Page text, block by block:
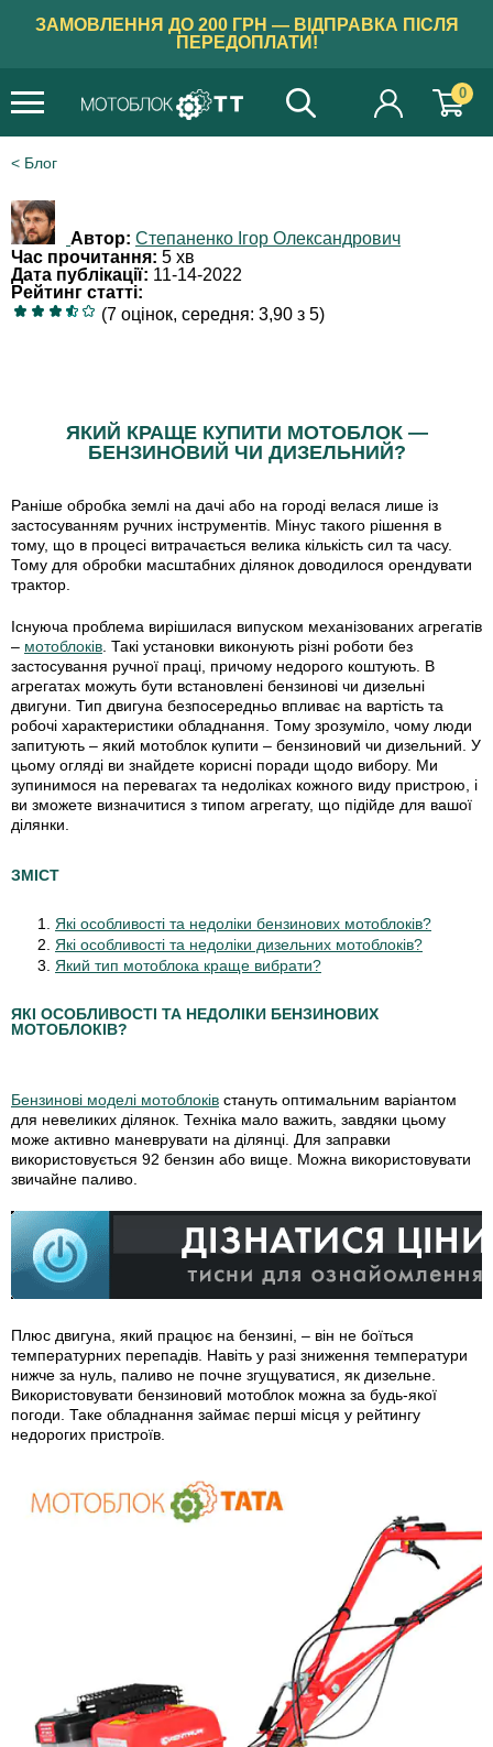
ЗАМОВЛЕННЯ ДО 200 ГРН — ВІДПРАВКА ПІСЛЯ
ПЕРЕДОПЛАТИ!
0
Блог
Автор: Степаненко Ігор Олександрович
Час прочитання: 5 хв
Дата публікації: 11-14-2022
Рейтинг статті:
(7 оцінок, середня: 3,90 з 5)
ЯКИЙ КРАЩЕ КУПИТИ МОТОБЛОК —
БЕНЗИНОВИЙ ЧИ ДИЗЕЛЬНИЙ?
Раніше обробка землі на дачі або на городі велася лише із
застосуванням ручних інструментів. Мінус такого рішення в
тому, що в процесі витрачається велика кількість сил та часу.
Тому для обробки масштабних ділянок доводилося орендувати
трактор.
Існуюча проблема вирішилася випуском механізованих агрегатів
– мотоблоків . Такі установки виконують різні роботи без
застосування ручної праці, причому недорого коштують. В
агрегатах можуть бути встановлені бензинові чи дизельні
двигуни. Тип двигуна безпосередньо впливає на вартість та
робочі характеристики обладнання. Тому зрозуміло, чому люди
запитують – який мотоблок купити – бензиновий чи дизельний. У
цьому огляді ви знайдете корисні поради щодо вибору. Ми
зупинимося на перевагах та недоліках кожного виду пристрою, і
ви зможете визначитися з типом агрегату, що підійде для вашої
ділянки.
ЗМІСТ
Які особливості та недоліки бензинових мотоблоків?
Які особливості та недоліки дизельних мотоблоків?
Який тип мотоблока краще вибрати?
ЯКІ ОСОБЛИВОСТІ ТА НЕДОЛІКИ БЕНЗИНОВИХ
МОТОБЛОКІВ?
Бензинові моделі мотоблоків стануть оптимальним варіантом
для невеликих ділянок. Техніка мало важить, завдяки цьому
може активно маневрувати на ділянці. Для заправки
використовується 92 бензин або вище. Можна використовувати
звичайне паливо.
Плюс двигуна, який працює на бензині, – він не боїться
температурних перепадів. Навіть у разі зниження температури
нижче за нуль, паливо не почне згущуватися, як дизельне.
Використовувати бензиновий мотоблок можна за будь-якої
погоди. Таке обладнання займає перші місця у рейтингу
недорогих пристроїв.